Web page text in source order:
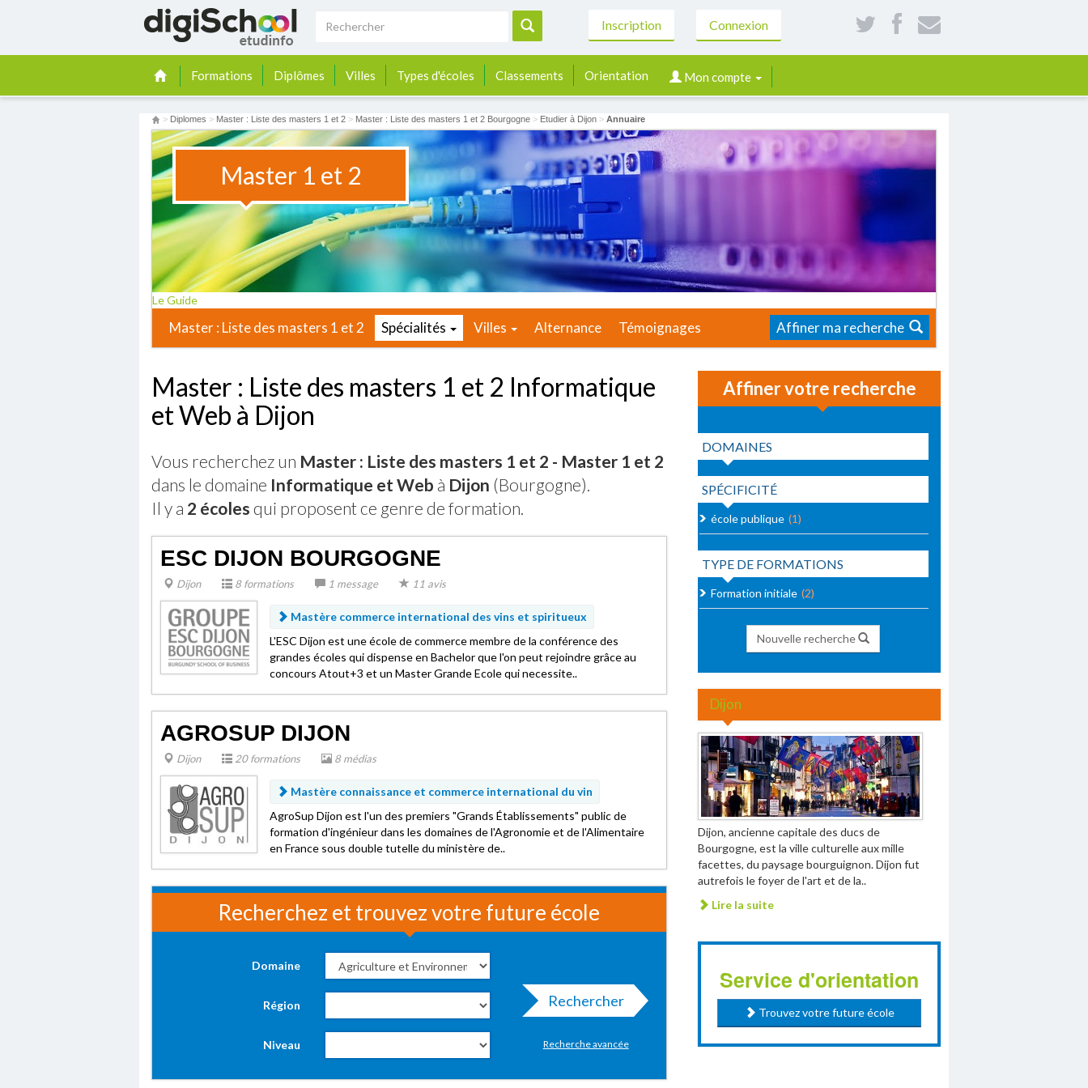
Inscription Connexion
Formations Diplômes Villes Types d'écoles Classements Orientation Mon compte
> Diplomes > Master : Liste des masters 1 et 2 > Master : Liste des masters 1 et 2 Bourgogne > Etudier à Dijon > Annuaire
Master 1 et 2
Le Guide
Master : Liste des masters 1 et 2 Spécialités Villes Alternance Témoignages Affiner ma recherche
Master : Liste des masters 1 et 2 Informatique
et Web à Dijon
Vous recherchez un Master : Liste des masters 1 et 2 - Master 1 et 2
dans le domaine Informatique et Web à Dijon (Bourgogne).
Il y a 2 écoles qui proposent ce genre de formation.
ESC DIJON BOURGOGNE
Dijon 8 formations 1 message 11 avis
Mastère commerce international des vins et spiritueux
L'ESC Dijon est une école de commerce membre de la conférence des
grandes écoles qui dispense en Bachelor que l'on peut rejoindre grâce au
concours Atout+3 et un Master Grande Ecole qui necessite..
AGROSUP DIJON
Dijon 20 formations 8 médias
Mastère connaissance et commerce international du vin
AgroSup Dijon est l'un des premiers "Grands Établissements" public de
formation d'ingénieur dans les domaines de l'Agronomie et de l'Alimentaire
en France sous double tutelle du ministère de..
Recherchez et trouvez votre future école
Domaine
Région
Niveau
Rechercher
Recherche avancée
Affiner votre recherche
DOMAINES
SPÉCIFICITÉ
école publique (1)
TYPE DE FORMATIONS
Formation initiale (2)
Nouvelle recherche
Dijon
Dijon, ancienne capitale des ducs de
Bourgogne, est la ville culturelle aux mille
facettes, du paysage bourguignon. Dijon fut
autrefois le foyer de l'art et de la..
Lire la suite
Service d'orientation
Trouvez votre future école